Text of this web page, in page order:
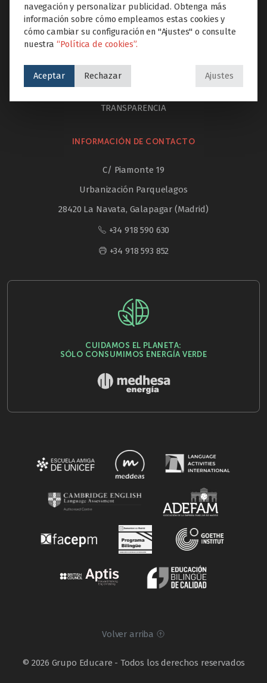
Trabaja con nosotros
Política de privacidad
Política de cookies
Aviso legal
Canal interno de información
TRANSPARENCIA
INFORMACIÓN DE CONTACTO
C/ Piamonte 19
Urbanización Parquelagos
28420 La Navata, Galapagar (Madrid)
+34 918 590 630
+34 918 593 852
CUIDAMOS EL PLANETA:
SÓLO CONSUMIMOS ENERGÍA VERDE
Volver arriba
© 2026 Grupo Educare - Todos los derechos reservados
navegación y personalizar publicidad. Obtenga más
información sobre cómo empleamos estas cookies y
cómo cambiar su configuración en "Ajustes" o consulte
nuestra “Política de cookies”.
Aceptar Rechazar Ajustes